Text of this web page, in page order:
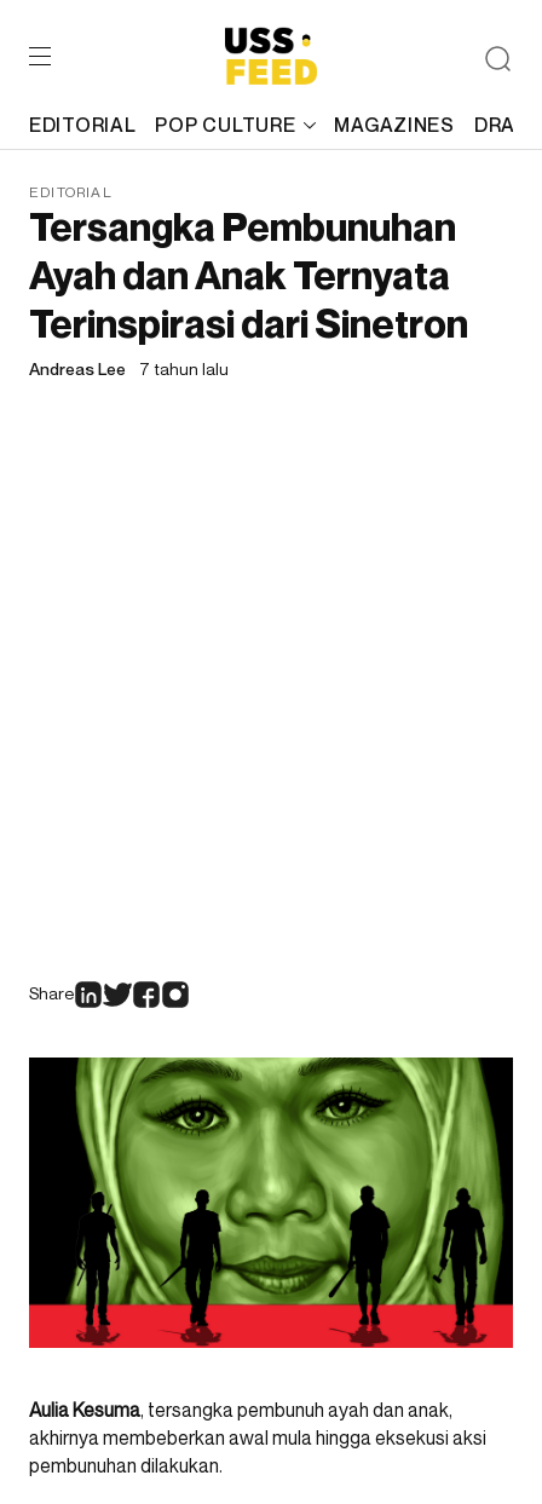
EDITORIAL POP CULTURE MAGAZINES
EDITORIAL
Tersangka Pembunuhan
Ayah dan Anak Ternyata
Terinspirasi dari Sinetron
Andreas Lee 7 tahun lalu
Share
Aulia Kesuma, tersangka pembunuh ayah dan anak,
akhirnya membeberkan awal mula hingga eksekusi aksi
pembunuhan dilakukan.